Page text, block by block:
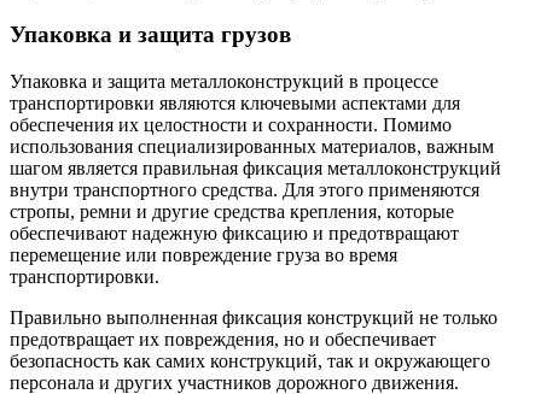
Упаковка и защита грузов
Упаковка и защита металлоконструкций в процессе
транспортировки являются ключевыми аспектами для
обеспечения их целостности и сохранности. Помимо
использования специализированных материалов, важным
шагом является правильная фиксация металлоконструкций
внутри транспортного средства. Для этого применяются
стропы, ремни и другие средства крепления, которые
обеспечивают надежную фиксацию и предотвращают
перемещение или повреждение груза во время
транспортировки.
Правильно выполненная фиксация конструкций не только
предотвращает их повреждения, но и обеспечивает
безопасность как самих конструкций, так и окружающего
персонала и других участников дорожного движения.